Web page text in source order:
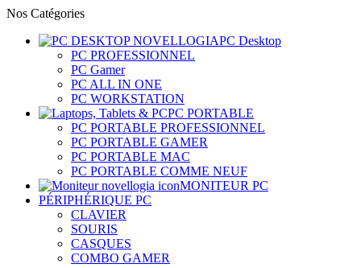
Nos Catégories
PC Desktop
PC PROFESSIONNEL
PC Gamer
PC ALL IN ONE
PC WORKSTATION
PC PORTABLE
PC PORTABLE PROFESSIONNEL
PC PORTABLE GAMER
PC PORTABLE MAC
PC PORTABLE COMME NEUF
MONITEUR PC
PÉRIPHÉRIQUE PC
CLAVIER
SOURIS
CASQUES
COMBO GAMER